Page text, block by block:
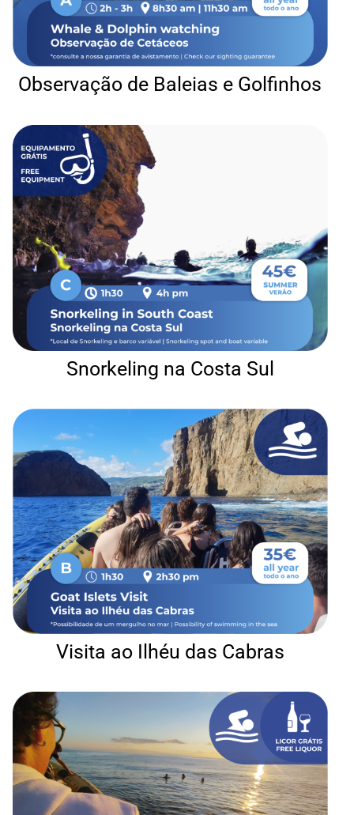
RESERVAR JÁ
Observação de Baleias e Golfinhos
Snorkeling na Costa Sul
Visita ao Ilhéu das Cabras